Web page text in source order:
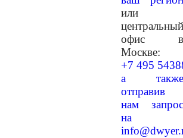
или
центральный
офис в
Москве:
+7 495
а также
отправив
нам запрос
на